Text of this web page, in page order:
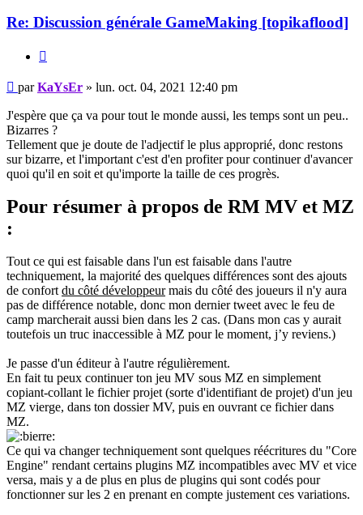
Re: Discussion générale GameMaking [topikaflood]
Message
non
lu
parKaYsEr » lun. oct. 04, 2021 12:40 pm
J'espère que ça va pour tout le monde aussi, les temps sont un peu..
Bizarres ?
Tellement que je doute de l'adjectif le plus approprié, donc restons
sur bizarre, et l'important c'est d'en profiter pour continuer d'avancer
quoi qu'il en soit et qu'importe la taille de ces progrès.
Pour résumer à propos de RM MV et MZ
:
Tout ce qui est faisable dans l'un est faisable dans l'autre
techniquement, la majorité des quelques différences sont des ajouts
de confort du côté développeurmais du côté des joueurs il n'y aura
pas de différence notable, donc mon dernier tweet avec le feu de
camp marcherait aussi bien dans les 2 cas. (Dans mon cas y aurait
toutefois un truc inaccessible à MZ pour le moment, j’y reviens.)
Je passe d'un éditeur à l'autre régulièrement.
En fait tu peux continuer ton jeu MV sous MZ en simplement
copiant-collant le fichier projet (sorte d'identifiant de projet) d'un jeu
MZ vierge, dans ton dossier MV, puis en ouvrant ce fichier dans
MZ.
Ce qui va changer techniquement sont quelques réécritures du "Core
Engine" rendant certains plugins MZ incompatibles avec MV et vice
versa, mais y a de plus en plus de plugins qui sont codés pour
fonctionner sur les 2 en prenant en compte justement ces variations.